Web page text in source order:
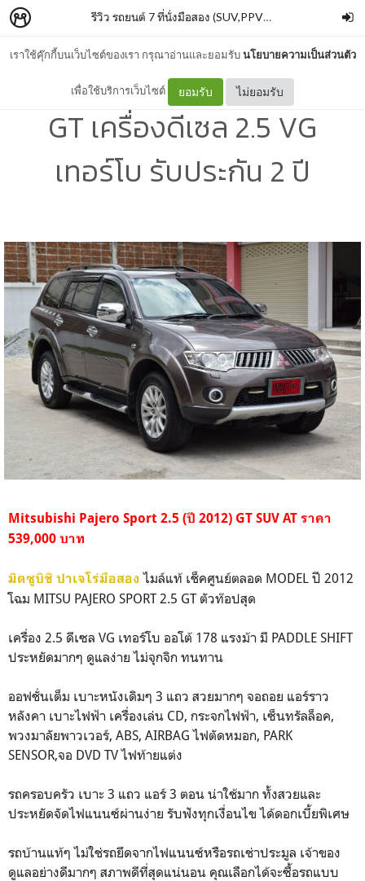
เราใช้คุ๊กกี้บนเว็บไซต์ของเรา กรุณาอ่านและยอมรับนโยบายความเป็นส่วนตัว
เพื่อใช้บริการเว็บไซต์ ยอมรับ ไม่ยอมรับ
รีวิว รถยนต์ 7 ที่นั่งมือสอง (SUV,PPV) ทุกรุ่นทุกยี่ห่อ @กฤษฎากู๊ดคาร์
มิตซูบิชิ ปาเจโร่ ปี 2012 รุ่น
GT เครื่องดีเซล 2.5 VG
เทอร์โบ รับประกัน 2 ปี
Mitsubishi Pajero Sport 2.5 (ปี 2012) GT SUV AT ราคา
539,000 บาท
มิตซูบิชิ ปาเจโร่มือสอง ไมล์แท้ เช็คศูนย์ตลอด MODEL ปี 2012
โฉม MITSU PAJERO SPORT 2.5 GT ตัวท๊อปสุด
เครื่อง 2.5 ดีเซล VG เทอร์โบ ออโต้ 178 แรงม้า มี PADDLE SHIFT
ประหยัดมากๆ ดูแลง่าย ไม่จุกจิก ทนทาน
ออฟชั่นเต็ม เบาะหนังเดิมๆ 3 แถว สวยมากๆ จอถอย แอร์ราว
หลังคา เบาะไฟฟ้า เครื่องเล่น CD, กระจกไฟฟ้า, เซ็นทรัลล็อค,
พวงมาลัยพาวเวอร์, ABS, AIRBAG ไฟตัดหมอก, PARK
SENSOR,จอ DVD TV ไฟท้ายแต่ง
รถครอบครัว เบาะ 3 แถว แอร์ 3 ตอน น่าใช้มาก ทั้งสวยและ
ประหยัดจัดไฟแนนซ์ผ่านง่าย รับฟังทุกเงื่อนไข ได้ดอกเบี้ยพิเศษ
รถบ้านแท้ๆ ไม่ใช่รถยึดจากไฟแนนซ์หรือรถเช่าประมูล เจ้าของ
ดูแลอย่างดีมากๆ สภาพดีที่สุดแน่นอน คุณเลือกได้จะซื้อรถแบบ